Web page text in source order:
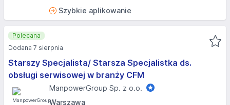
Szybkie aplikowanie
Starszy Specjalista/ Starsza Specjalistka ds.
obsługi serwisowej w branży CFM
ManpowerGroup Sp. z o.o.
Warszawa
Polecana
Dodana 7 sierpnia